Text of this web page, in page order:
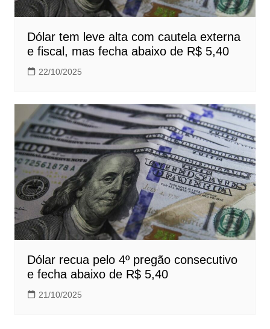
Dólar tem leve alta com cautela externa
e fiscal, mas fecha abaixo de R$ 5,40
22/10/2025
Dólar recua pelo 4º pregão consecutivo
e fecha abaixo de R$ 5,40
21/10/2025